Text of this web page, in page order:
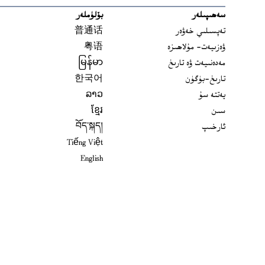
سەھىپىلەر
تەپسىلىي خەۋەر
ۋەزىيەت- مۇلاھىزە
مەدەنىيەت ۋە تارىخ
تارىخ-بۈگۈن
يەتتە سۇ
سىن
ئارخىپ
بۆلۈملەر
普通话
粤语
မြန်မာ
한국어
ລາວ
ខ្មែរ
བོད་སྐད།
Tiếng Việt
English